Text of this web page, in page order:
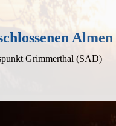
Almen
Grimmerthal (SAD)